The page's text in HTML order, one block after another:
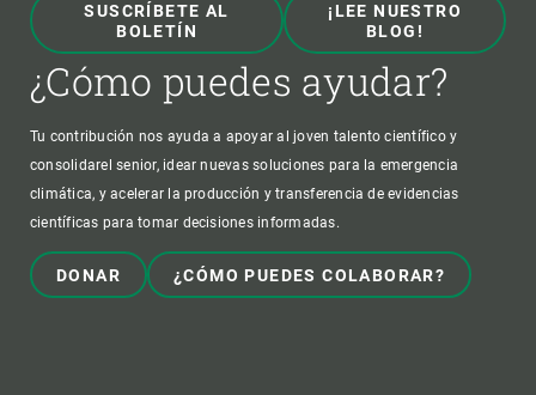
SUSCRÍBETE AL
BOLETÍN
¡LEE NUESTRO
BLOG!
¿Cómo puedes ayudar?
Tu contribución nos ayuda a apoyar al joven talento científico y
consolidarel senior, idear nuevas soluciones para la emergencia
climática, y acelerar la producción y transferencia de evidencias
científicas para tomar decisiones informadas.
DONAR ¿CÓMO PUEDES COLABORAR?